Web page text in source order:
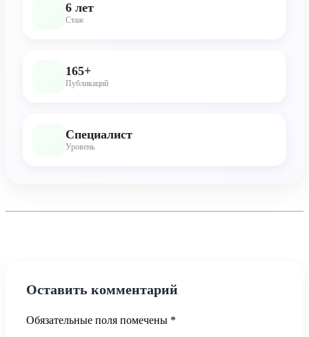
6 лет
Стаж
165+
Публикаций
Специалист
Уровень
Оставить комментарий
Обязательные поля помечены *